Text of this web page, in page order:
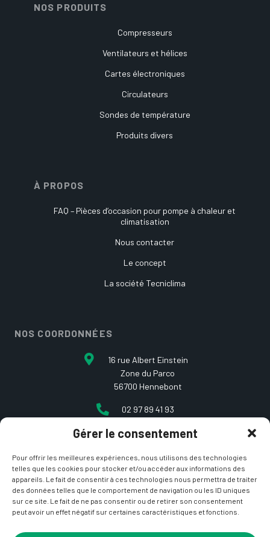
Gérer le consentement
Pour offrir les meilleures expériences, nous utilisons des technologies
telles que les cookies pour stocker et/ou accéder aux informations des
appareils. Le fait de consentir à ces technologies nous permettra de traiter
des données telles que le comportement de navigation ou les ID uniques
sur ce site. Le fait de ne pas consentir ou de retirer son consentement
peut avoir un effet négatif sur certaines caractéristiques et fonctions.
NOS PRODUITS
Compresseurs
Ventilateurs et hélices
Cartes électroniques
Circulateurs
Sondes de température
Produits divers
À PROPOS
FAQ – Pièces d’occasion pour pompe à chaleur et
climatisation
Nous contacter
Le concept
La société Tecniclima
NOS COORDONNÉES
16 rue Albert Einstein
Zone du Parco
56700 Hennebont
02 97 89 41 93
contact@etcarepart.com